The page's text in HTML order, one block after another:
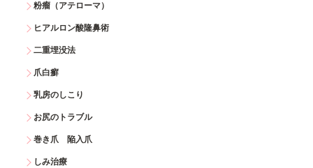
粉瘤（アテローマ）
ヒアルロン酸隆鼻術
二重埋没法
爪白癬
乳房のしこり
お尻のトラブル
巻き爪 陥入爪
しみ治療